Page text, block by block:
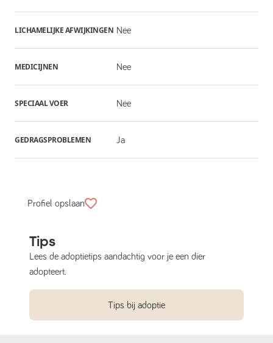
LICHAMELIJKE AFWIJKINGEN Nee
MEDICIJNEN Nee
SPECIAAL VOER Nee
GEDRAGSPROBLEMEN Ja
Profiel opslaan
Tips
Lees de adoptietips aandachtig voor je een dier
adopteert.
Tips bij adoptie